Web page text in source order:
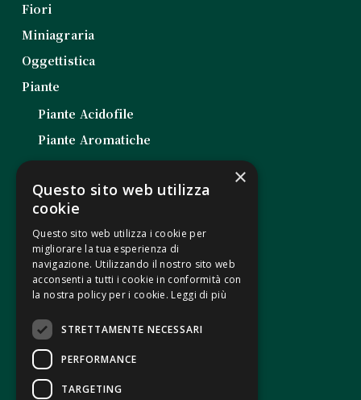
Fiori
Miniagraria
Oggettistica
Piante
Piante Acidofile
Piante Aromatiche
Piante da Balcone
Piante da Esterno
Piante da Interno
Piante Grasse
Piantine da Orto
Note Legali
Termini e condizioni di vendita
Modalità di pagamento
×
Questo sito web utilizza
cookie
Questo sito web utilizza i cookie per
migliorare la tua esperienza di
navigazione. Utilizzando il nostro sito web
acconsenti a tutti i cookie in conformità con
la nostra policy per i cookie. Leggi di più
STRETTAMENTE NECESSARI
PERFORMANCE
TARGETING